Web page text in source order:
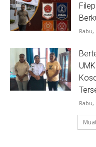
Rabu,
Rabu,